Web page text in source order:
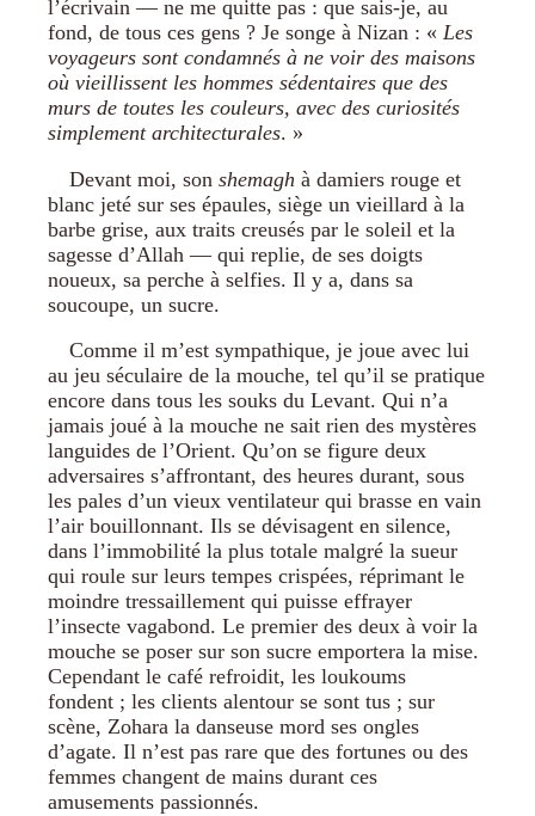
l’écrivain — ne me quitte pas : que sais-je, au
fond, de tous ces gens ? Je songe à Nizan : « Les
voyageurs sont condamnés à ne voir des maisons
où vieillissent les hommes sédentaires que des
murs de toutes les couleurs, avec des curiosités
simplement architecturales. »
Devant moi, son shemagh à damiers rouge et
blanc jeté sur ses épaules, siège un vieillard à la
barbe grise, aux traits creusés par le soleil et la
sagesse d’Allah — qui replie, de ses doigts
noueux, sa perche à selfies. Il y a, dans sa
soucoupe, un sucre.
Comme il m’est sympathique, je joue avec lui
au jeu séculaire de la mouche, tel qu’il se pratique
encore dans tous les souks du Levant. Qui n’a
jamais joué à la mouche ne sait rien des mystères
languides de l’Orient. Qu’on se figure deux
adversaires s’affrontant, des heures durant, sous
les pales d’un vieux ventilateur qui brasse en vain
l’air bouillonnant. Ils se dévisagent en silence,
dans l’immobilité la plus totale malgré la sueur
qui roule sur leurs tempes crispées, réprimant le
moindre tressaillement qui puisse effrayer
l’insecte vagabond. Le premier des deux à voir la
mouche se poser sur son sucre emportera la mise.
Cependant le café refroidit, les loukoums
fondent ; les clients alentour se sont tus ; sur
scène, Zohara la danseuse mord ses ongles
d’agate. Il n’est pas rare que des fortunes ou des
femmes changent de mains durant ces
amusements passionnés.